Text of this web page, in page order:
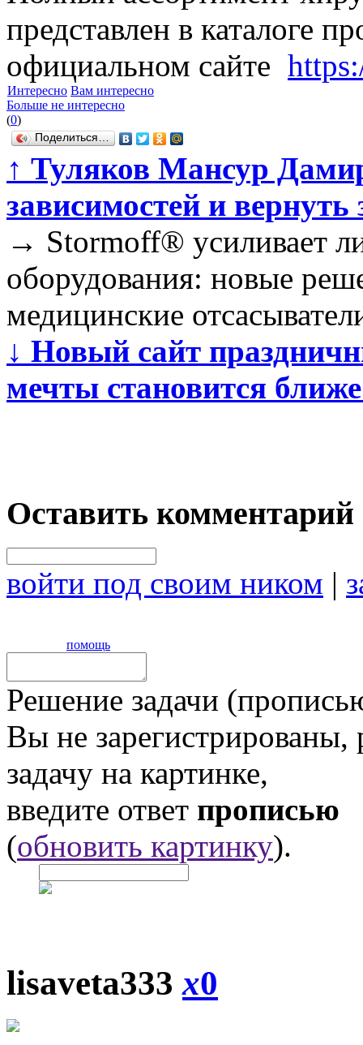
представлен в каталоге
официальном сайте
Интересно Вам интересно
Больше не интересно
(0)
Поделиться…
↑ Туляков Мансур
зависимостей и вернуть
→ Stormoff® усиливает
оборудования: новые
медицинские
↓ Новый сайт
мечты становится
Оставить комментарий
войти под своим ником |
помощь
Решение задачи
Вы не
задачу на картинке,
введите ответ прописью
(обновить картинку).
lisaveta333x0